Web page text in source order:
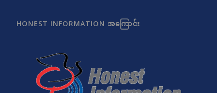
HONEST INFORMATION အကြောင်း